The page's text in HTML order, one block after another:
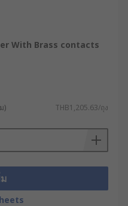
With Brass contacts
) THB1,205.63/ถุง